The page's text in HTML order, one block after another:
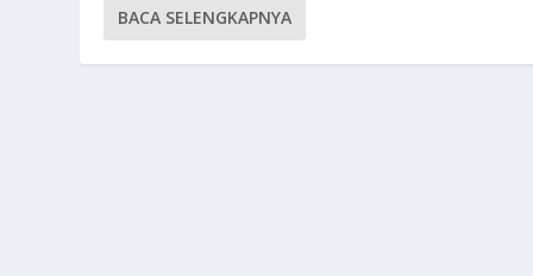
BACA SELENGKAPNYA